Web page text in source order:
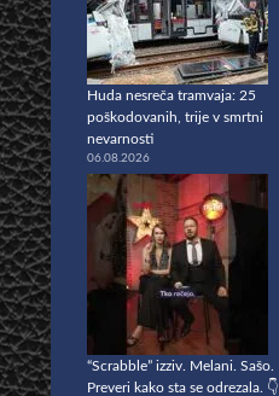
Huda nesreča tramvaja: 25
poškodovanih, trije v smrtni
nevarnosti
06.08.2026
“Scrabble” izziv. Melani. Sašo.
Preveri kako sta se odrezala. 👇